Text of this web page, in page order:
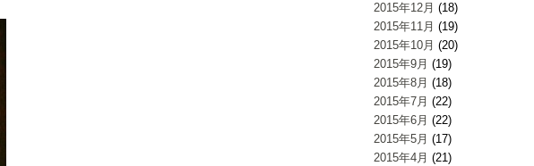
2015年12月 (18)
2015年11月 (19)
2015年10月 (20)
2015年9月 (19)
2015年8月 (18)
2015年7月 (22)
2015年6月 (22)
2015年5月 (17)
2015年4月 (21)